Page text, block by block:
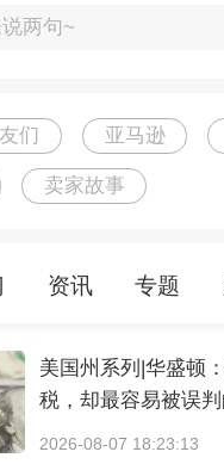
、渠道铺货，而是一
看似冒险的选择，
东南亚市场，反而
成熟度全球顶尖，
两句~
们 亚马逊
卖家故事
资讯 专题
美国州系列|华盛顿
税，却最容易被误判
2026-08-07 18:23:13